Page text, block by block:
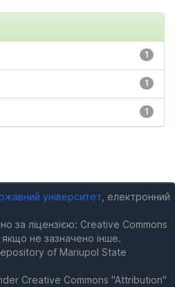
1
1
1
університет , електронний
за ліцензією: Creative Commons
не зазначено інше.
of Mariupol State
Creative Commons "Attribution"